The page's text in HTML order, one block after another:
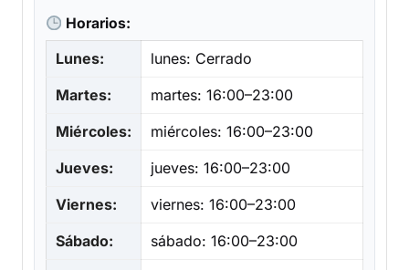
Horarios:
Lunes:
lunes: Cerrado
Martes:
martes: 16:00–23:00
Miércoles:
miércoles: 16:00–23:00
Jueves:
jueves: 16:00–23:00
Viernes:
viernes: 16:00–23:00
Sábado:
sábado: 16:00–23:00